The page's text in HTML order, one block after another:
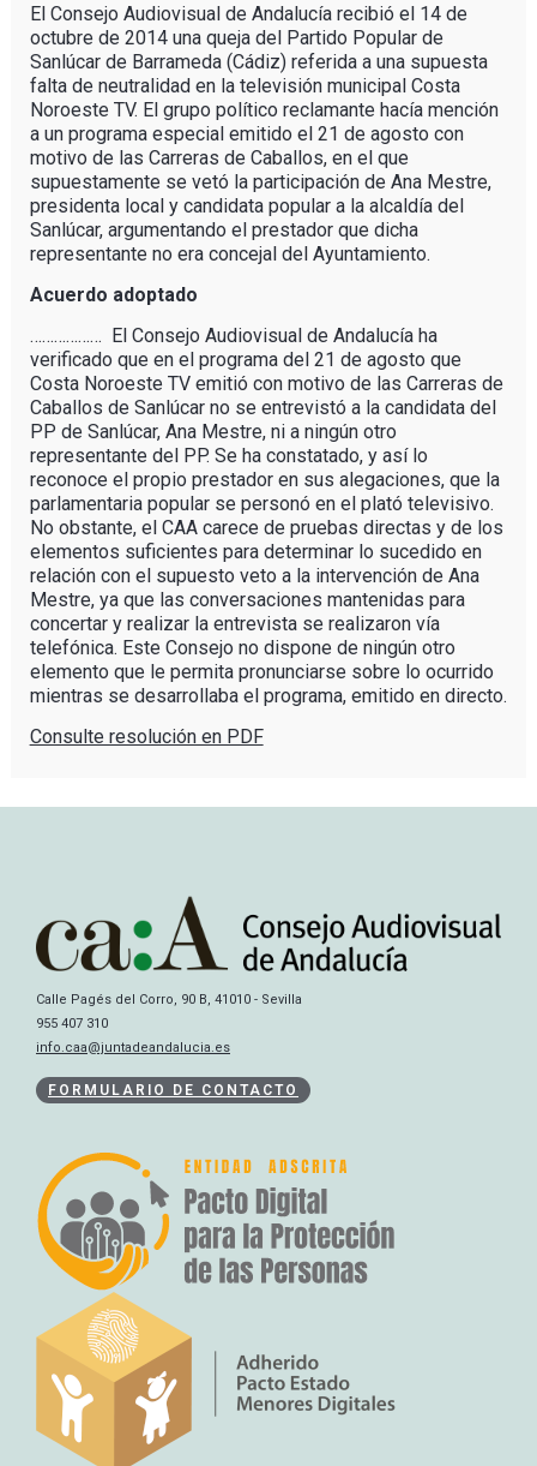
El Consejo Audiovisual de Andalucía recibió el 14 de
octubre de 2014 una queja del Partido Popular de
Sanlúcar de Barrameda (Cádiz) referida a una supuesta
falta de neutralidad en la televisión municipal Costa
Noroeste TV. El grupo político reclamante hacía mención
a un programa especial emitido el 21 de agosto con
motivo de las Carreras de Caballos, en el que
supuestamente se vetó la participación de Ana Mestre,
presidenta local y candidata popular a la alcaldía del
Sanlúcar, argumentando el prestador que dicha
representante no era concejal del Ayuntamiento.
Acuerdo adoptado
……………… El Consejo Audiovisual de Andalucía ha
verificado que en el programa del 21 de agosto que
Costa Noroeste TV emitió con motivo de las Carreras de
Caballos de Sanlúcar no se entrevistó a la candidata del
PP de Sanlúcar, Ana Mestre, ni a ningún otro
representante del PP. Se ha constatado, y así lo
reconoce el propio prestador en sus alegaciones, que la
parlamentaria popular se personó en el plató televisivo.
No obstante, el CAA carece de pruebas directas y de los
elementos suficientes para determinar lo sucedido en
relación con el supuesto veto a la intervención de Ana
Mestre, ya que las conversaciones mantenidas para
concertar y realizar la entrevista se realizaron vía
telefónica. Este Consejo no dispone de ningún otro
elemento que le permita pronunciarse sobre lo ocurrido
mientras se desarrollaba el programa, emitido en directo.
Consulte resolución en PDF
Calle Pagés del Corro, 90 B, 41010 - Sevilla
955 407 310
info.caa@juntadeandalucia.es
FORMULARIO DE CONTACTO